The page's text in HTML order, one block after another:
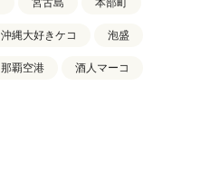
宮古島 本部町
沖縄大好きケコ 泡盛
那覇空港 酒人マーコ